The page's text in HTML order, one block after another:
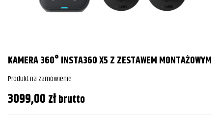
KAMERA 360° INSTA360 X5 Z ZESTAWEM MONTAŻOWYM
Produkt na zamówienie
3099,00złbrutto